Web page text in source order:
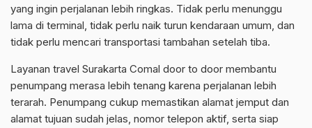
yang ingin perjalanan lebih ringkas. Tidak perlu menunggu
lama di terminal, tidak perlu naik turun kendaraan umum, dan
tidak perlu mencari transportasi tambahan setelah tiba.
Layanan travel Surakarta Comal door to door membantu
penumpang merasa lebih tenang karena perjalanan lebih
terarah. Penumpang cukup memastikan alamat jemput dan
alamat tujuan sudah jelas, nomor telepon aktif, serta siap